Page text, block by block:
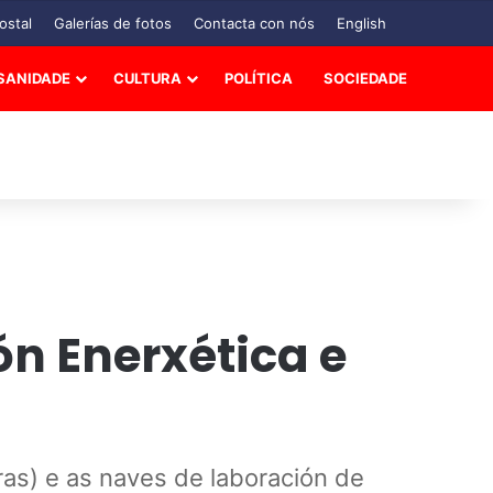
Galerías de fotos Contacta con nós English
CULTURA POLÍTICA SOCIEDADE
Enerxética e
e as naves de laboración de